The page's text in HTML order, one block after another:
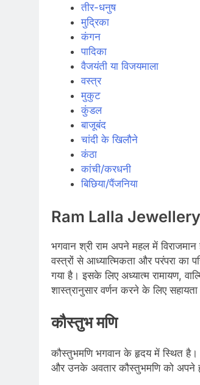
तीर-धनुष
मुद्रिका
कंगन
पादिका
वैजयंती या विजयमाला
वस्त्र
मुकुट
कुंडल
बाजूबंद
चांदी के खिलौने
कंठा
कांची/करधनी
बिछिया/पैंजनिया
Ram Lalla Jewellery
भगवान श्री राम अपने महल में
वस्त्रों से आध्यात्मिकता और परंपरा का
गया है। इसके लिए अध्यात्म रामायण,
शास्त्रानुसार वर्णन करने के लिए
कौस्तुभ मणि
कौस्तुभमणि भगवान के हृदय में स्थित है।
और उनके अवतार कौस्तुभमणि को अपने